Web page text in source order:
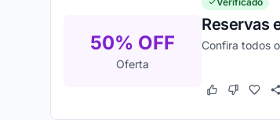
50% OFF
Oferta
Reservas
Confira todos
Este cupom
Este